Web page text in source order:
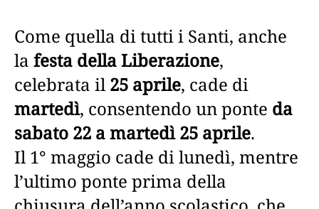
Come quella di tutti i Santi, anche
la festa della Liberazione,
celebrata il25 aprile, cade di
martedì, consentendo un ponte da
sabato 22 a martedì 25 aprile.
Il 1° maggio cade di lunedì, mentre
l’ultimo ponte prima della